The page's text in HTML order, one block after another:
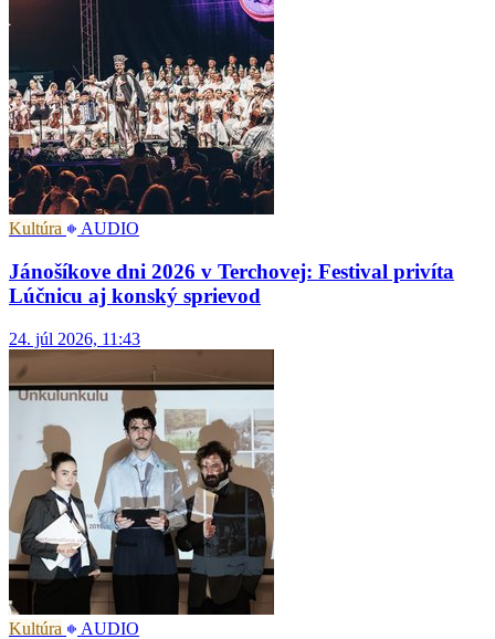
Kultúra AUDIO
Jánošíkove dni 2026 v Terchovej: Festival privíta
Lúčnicu aj konský sprievod
24. júl 2026, 11:43
Kultúra AUDIO